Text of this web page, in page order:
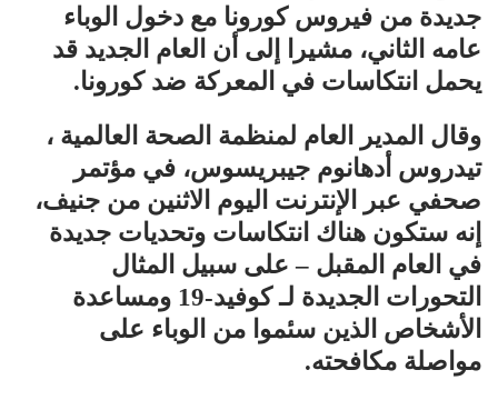
جديدة من فيروس كورونا مع دخول الوباء
عامه الثاني، مشيرا إلى أن العام الجديد قد
يحمل انتكاسات في المعركة ضد كورونا.
وقال المدير العام لمنظمة الصحة العالمية ،
تيدروس أدهانوم جيبريسوس، في مؤتمر
صحفي عبر الإنترنت اليوم الاثنين من جنيف،
إنه ستكون هناك انتكاسات وتحديات جديدة
في العام المقبل – على سبيل المثال
التحورات الجديدة لـ كوفيد-19 ومساعدة
الأشخاص الذين سئموا من الوباء على
مواصلة مكافحته.